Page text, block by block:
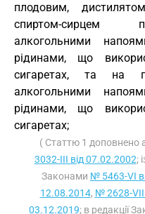
плодовим,
спиртом-сирцем
алкогольними
рідинами, що
сигаретах, та на
алкогольними
рідинами, що
сигаретах;
( Статтю 1 доповнено
3032-III від 07.02.2002;
Законами № 5463-VI
12.08.2014, № 2628-
03.12.2019; в редакції